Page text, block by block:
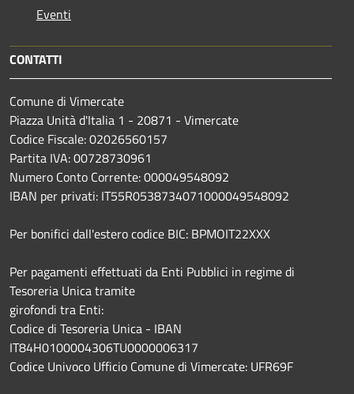
Eventi
CONTATTI
Comune di Vimercate
Piazza Unità d'Italia 1 - 20871 - Vimercate
Codice Fiscale: 02026560157
Partita IVA: 00728730961
Numero Conto Corrente: 000049548092
IBAN per privati: IT55R0538734071000049548092
Per bonifici dall'estero codice BIC: BPMOIT22XXX
Per pagamenti effettuati da Enti Pubblici in regime di
Tesoreria Unica tramite
girofondi tra Enti:
Codice di Tesoreria Unica - IBAN
IT84H0100004306TU0000006317
Codice Univoco Ufficio Comune di Vimercate: UFR69F